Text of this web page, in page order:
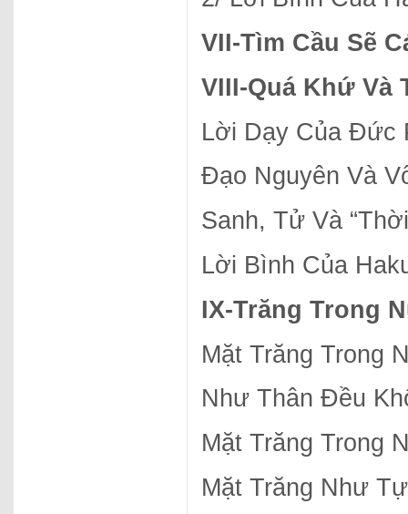
VII-Tìm Cầu Sẽ
VIII-Quá Khứ Và
Lời Dạy Của Đức
Đạo Nguyên Và
Sanh, Tử Và
Lời Bình Của
IX-Trăng Trong
Mặt Trăng Trong
Như Thân Đều
Mặt Trăng Trong
Mặt Trăng Như